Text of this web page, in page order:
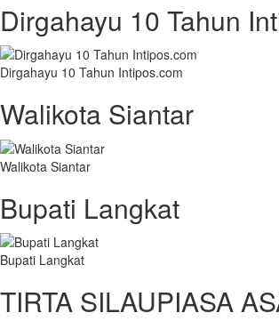
Dirgahayu 10 Tahun
Dirgahayu 10 Tahun Intipos.com
Walikota Siantar
Walikota Siantar
Bupati Langkat
Bupati Langkat
TIRTA SILAUPIASA